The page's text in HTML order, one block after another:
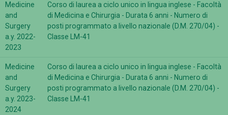
Medicine
and
Surgery
a.y. 2022-
2023
Corso di laurea a ciclo unico in lingua inglese - Facoltà
di Medicina e Chirurgia - Durata 6 anni - Numero di
posti programmato a livello nazionale (D.M. 270/04) -
Classe LM-41
Medicine
and
Surgery
a.y. 2023-
2024
Corso di laurea a ciclo unico in lingua inglese - Facoltà
di Medicina e Chirurgia - Durata 6 anni - Numero di
posti programmato a livello nazionale (D.M. 270/04) -
Classe LM-41